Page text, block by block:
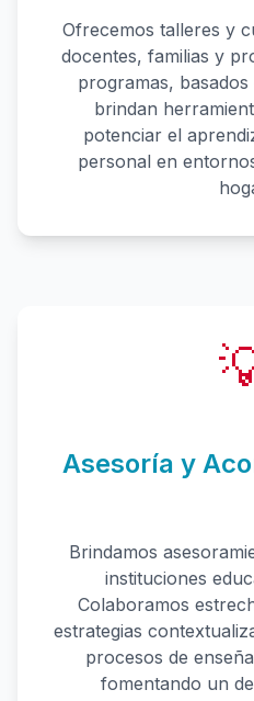
Ofrecemos talleres y
docentes, familias y
programas,
brindan
potenciar el
personal en
Asesoría y
Brindamos
instituciones
Colaboramos
estrategias
procesos de
fomentando un